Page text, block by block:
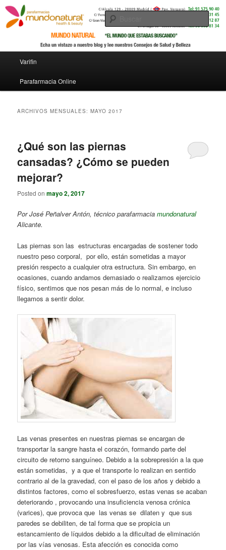
Ir al contenido principal
Ir al contenido secundario
Varifin
Parafarmacia Online
ARCHIVOS MENSUALES:MAYO 2017
¿Qué son las piernas
cansadas? ¿Cómo se pueden
mejorar?
Posted onmayo 2, 2017
Por José Peñalver Antón, técnico parafarmaciamundonatural
Alicante.
Las piernas son las estructuras encargadas de sostener todo
nuestro peso corporal, por ello, están sometidas a mayor
presión respecto a cualquier otra estructura. Sin embargo, en
ocasiones, cuando andamos demasiado o realizamos ejercicio
físico, sentimos que nos pesan más de lo normal, e incluso
llegamos a sentir dolor.
Las venas presentes en nuestras piernas se encargan de
transportar la sangre hasta el corazón, formando parte del
circuito de retorno sanguíneo. Debido a la sobrepresión a la que
están sometidas, y a que el transporte lo realizan en sentido
contrario al de la gravedad, con el paso de los años y debido a
distintos factores, como el sobresfuerzo, estas venas se acaban
deteriorando , provocando una insuficiencia venosa crónica
(varices), que provoca que las venas se dilaten y que sus
paredes se debiliten, de tal forma que se propicia un
estancamiento de líquidos debido a la dificultad de eliminación
por las vías venosas. Esta afección es conocida como